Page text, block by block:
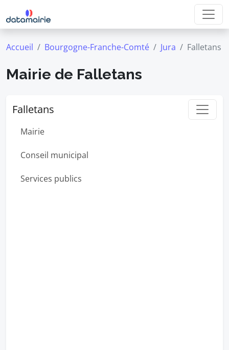
Accueil Bourgogne-Franche-Comté Jura Falletans
Mairie de Falletans
Falletans
Mairie
Conseil municipal
Services publics